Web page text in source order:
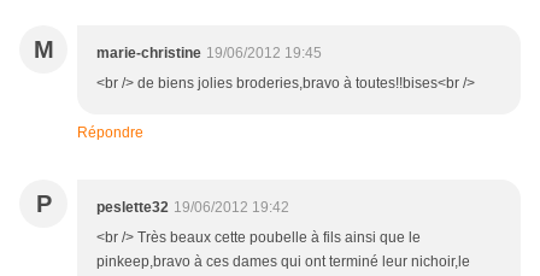
M marie-christine 19/06/2012 19:45
<br /> de biens jolies broderies,bravo à toutes!!bises<br />
Répondre
P peslette32 19/06/2012 19:42
<br /> Très beaux cette poubelle à fils ainsi que le
pinkeep,bravo à ces dames qui ont terminé leur nichoir,le